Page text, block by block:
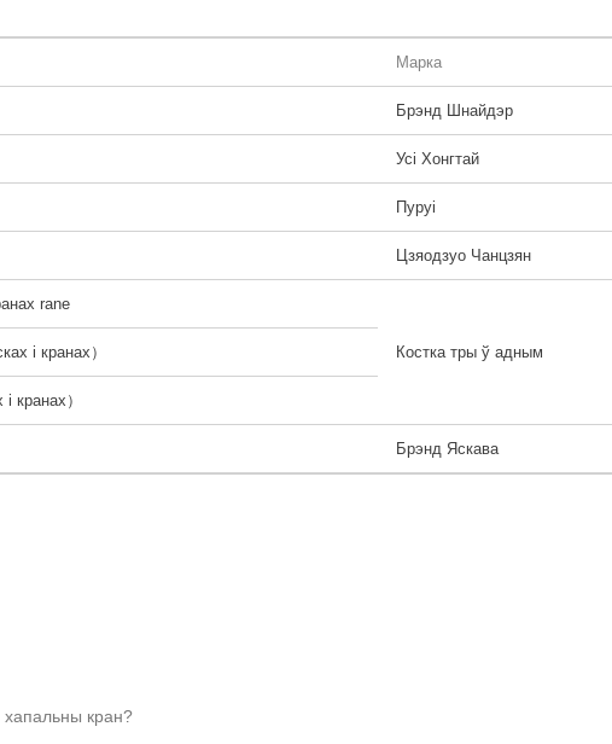
Марка
Брэнд Шнайдэр
Усі Хонгтай
Пуруі
Цзяодзуо Чанцзян
rane
Костка тры ў адным
і кранах）
кранах）
Брэнд Яскава
кран?